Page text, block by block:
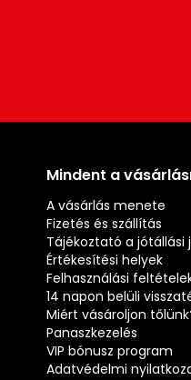
Mindent a
A vásárlás menete
Fizetés és szállítás
Tájékoztató a jótállási
Értékesítési helyek
Felhasználási
14 napon belüli
Miért vásároljon
Panaszkezelés
VIP bónusz program
Adatvédelmi